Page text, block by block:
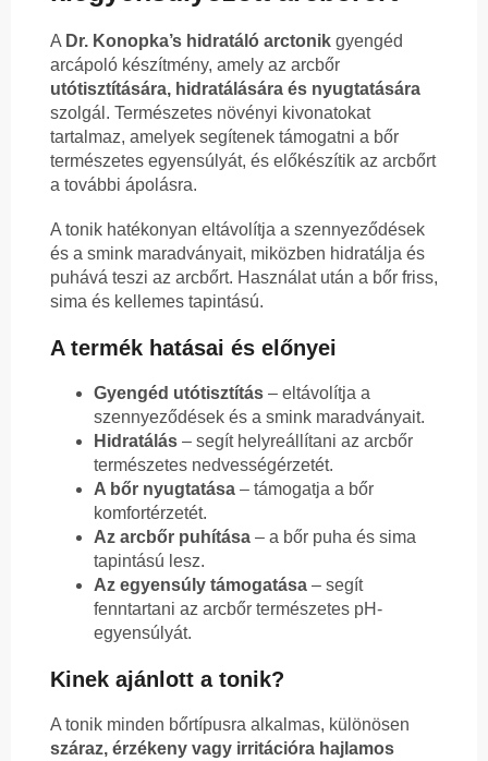
A Dr. Konopka’s hidratáló arctonik gyengéd
arcápoló készítmény, amely az arcbőr
utótisztítására, hidratálására és nyugtatására
szolgál. Természetes növényi kivonatokat
tartalmaz, amelyek segítenek támogatni a bőr
természetes egyensúlyát, és előkészítik az arcbőrt
a további ápolásra.
A tonik hatékonyan eltávolítja a szennyeződések
és a smink maradványait, miközben hidratálja és
puhává teszi az arcbőrt. Használat után a bőr friss,
sima és kellemes tapintású.
A termék hatásai és előnyei
Gyengéd utótisztítás – eltávolítja a
szennyeződések és a smink maradványait.
Hidratálás – segít helyreállítani az arcbőr
természetes nedvességérzetét.
A bőr nyugtatása – támogatja a bőr
komfortérzetét.
Az arcbőr puhítása – a bőr puha és sima
tapintású lesz.
Az egyensúly támogatása – segít
fenntartani az arcbőr természetes pH-
egyensúlyát.
Kinek ajánlott a tonik?
A tonik minden bőrtípusra alkalmas, különösen
száraz, érzékeny vagy irritációra hajlamos